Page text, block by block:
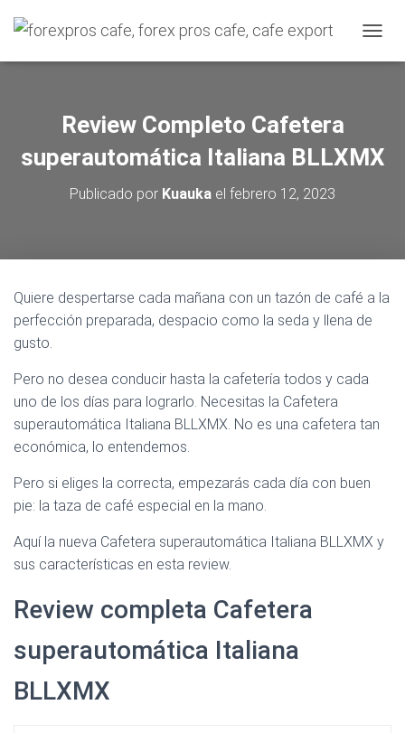
A
R
M
V
N
Review Completo Cafetera
superautomática Italiana BLLXMX
Publicado por Kuauka el febrero 12, 2023
Quiere despertarse cada mañana con un tazón de café a la
perfección preparada, despacio como la seda y llena de
gusto.
Pero no desea conducir hasta la cafetería todos y cada
uno de los días para lograrlo. Necesitas la Cafetera
superautomática Italiana BLLXMX. No es una cafetera tan
económica, lo entendemos.
Pero si eliges la correcta, empezarás cada día con buen
pie: la taza de café especial en la mano.
Aquí la nueva Cafetera superautomática Italiana BLLXMX y
sus características en esta review.
Review completa Cafetera
superautomática Italiana
BLLXMX